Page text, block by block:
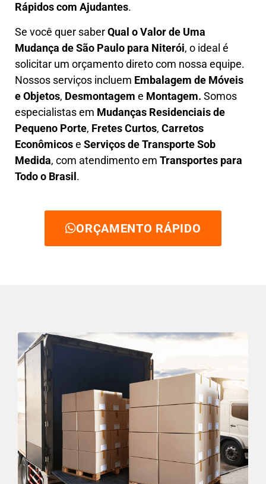
Rápidos com Ajudantes.
Se você quer saberQual o Valor de Uma
Mudança de São Paulo para Niterói, o ideal é
solicitar um orçamento direto com nossa equipe.
Nossos serviços incluem Embalagem de Móveis
e Objetos, Desmontagem e Montagem. Somos
especialistas em Mudanças Residenciais de
Pequeno Porte, Fretes Curtos, Carretos
Econômicose Serviços de Transporte Sob
Medida, com atendimento em Transportes para
Todo o Brasil.
ORÇAMENTO RÁPIDO